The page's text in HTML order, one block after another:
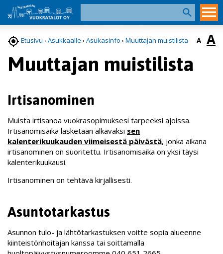
 Etusivu › Asukkaalle › Asukasinfo › Muuttajan muistilista A A
Muuttajan muistilista
Irtisanominen
Muista irtisanoa vuokrasopimuksesi tarpeeksi ajoissa.
Irtisanomisaika lasketaan alkavaksi sen
kalenterikuukauden viimeisestä päivästä, jonka aikana
irtisanominen on suoritettu. Irtisanomisaika on yksi täysi
kalenterikuukausi.
Irtisanominen on tehtävä kirjallisesti.
Asuntotarkastus
Asunnon tulo- ja lähtötarkastuksen voitte sopia alueenne
kiinteistönhoitajan kanssa tai soittamalla